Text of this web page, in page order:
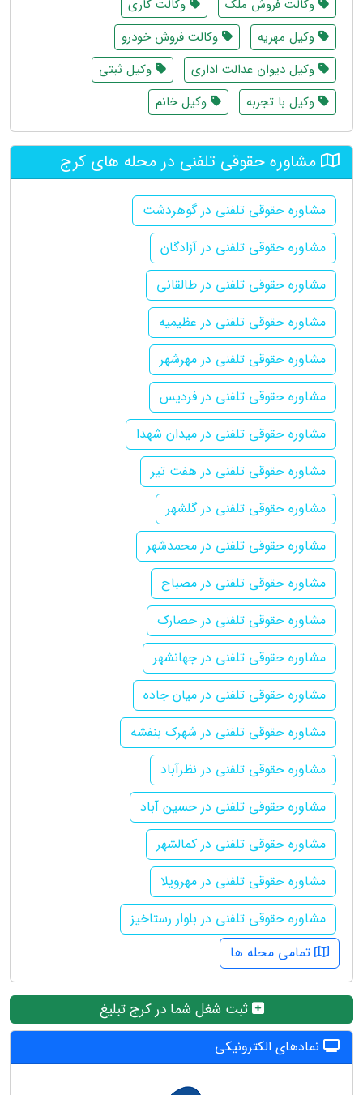
وکالت فروش ملک
وکالت کاری
وکیل مهریه
وکالت فروش خودرو
وکیل دیوان عدالت اداری
وکیل ثبتی
وکیل با تجربه
وکیل خانم
مشاوره حقوقی تلفنی در محله های کرج
مشاوره حقوقی تلفنی در گوهردشت
مشاوره حقوقی تلفنی در آزادگان
مشاوره حقوقی تلفنی در طالقانی
مشاوره حقوقی تلفنی در عظیمیه
مشاوره حقوقی تلفنی در مهرشهر
مشاوره حقوقی تلفنی در فردیس
مشاوره حقوقی تلفنی در میدان شهدا
مشاوره حقوقی تلفنی در هفت تیر
مشاوره حقوقی تلفنی در گلشهر
مشاوره حقوقی تلفنی در محمدشهر
مشاوره حقوقی تلفنی در مصباح
مشاوره حقوقی تلفنی در حصارک
مشاوره حقوقی تلفنی در جهانشهر
مشاوره حقوقی تلفنی در میان جاده
مشاوره حقوقی تلفنی در شهرک بنفشه
مشاوره حقوقی تلفنی در نظرآباد
مشاوره حقوقی تلفنی در حسین آباد
مشاوره حقوقی تلفنی در کمالشهر
مشاوره حقوقی تلفنی در مهرویلا
مشاوره حقوقی تلفنی در بلوار رستاخیز
تمامی محله ها
ثبت شغل شما در کرج تبلیغ
نمادهای الکترونیکی